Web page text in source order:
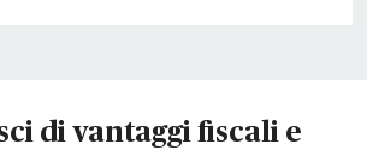
di vantaggi fiscali e